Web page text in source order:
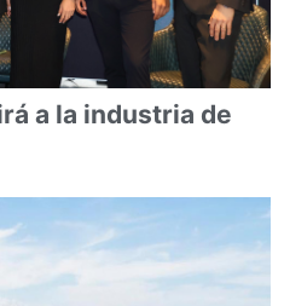
a la industria de